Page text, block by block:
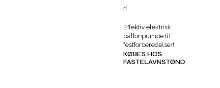
Effektiv elektrisk
ballonpumpe til
festforberedelser!
KØBES HOS
FASTELAVNSTØNDEN